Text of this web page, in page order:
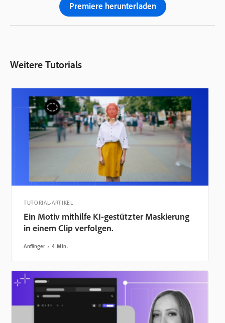
Premiere herunterladen
Weitere Tutorials
TUTORIAL-ARTIKEL
Ein Motiv mithilfe KI-gestützter Maskierung
in einem Clip verfolgen.
Anfänger 4 Min.